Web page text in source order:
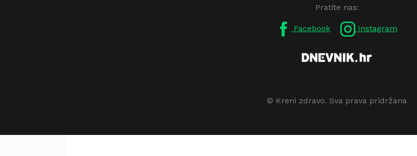
Pratite nas:
Facebook Instagram
© Kreni zdravo. Sva prava pridržana